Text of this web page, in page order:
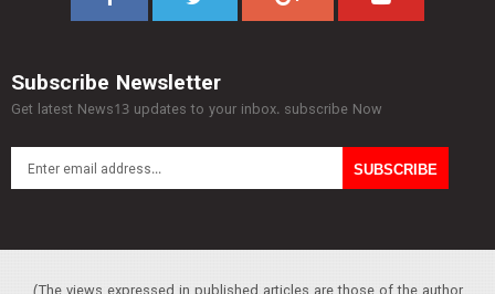
Subscribe Newsletter
Get latest News13 updates to your inbox. subscribe Now